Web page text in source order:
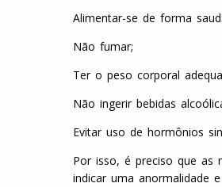
Alimentar-se de forma
Não fumar;
Ter o peso corporal
Não ingerir bebidas
Evitar uso de hormônios
Por isso, é preciso que as
indicar uma anormalidade